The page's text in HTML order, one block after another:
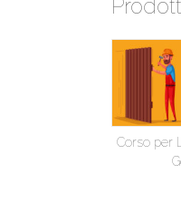
Corso per